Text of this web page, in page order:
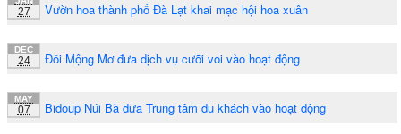
27 Vườn hoa thành phố Đà Lạt khai mạc hội hoa xuân
DEC
24 Đồi Mộng Mơ đưa dịch vụ cưỡi voi vào hoạt động
MAY
07 Bidoup Núi Bà đưa Trung tâm du khách vào hoạt động